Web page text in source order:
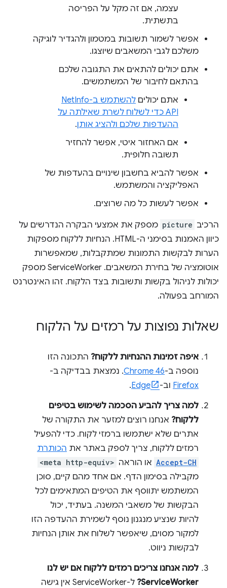
עצמה, אם זה מקל על הפריסה
בתשתית.
אפשר לשמור תשובות במטמון ולהגדיר לוגיקה
משלכם לגבי המשאבים שיוצגו.
אתם יכולים להתאים את התגובה שלכם
בהתאם לחיבור של המשתמשים.
אתם יכולים
להשתמש ב-NetInfo
API כדי לשלוח לשרת שאילתה על
ההעדפות שלכם ולהציג אותן.
אם האחזור איטי, אפשר להחזיר
תשובה חלופית.
אפשר להביא בחשבון שינויים בהעדפות של
האפליקציה והמשתמש.
אפשר לעשות כל מה שרוצים.
הרכיב picture מספק את אמצעי הבקרה הנדרשים על
כיוון האמנות בסימני ה-HTML. הנחיות ללקוח מספקות
הערות לבקשות התמונות שמתקבלות, שמאפשרות
אוטומציה של בחירת המשאבים. ‏ServiceWorker מספק
יכולות לניהול בקשות ותשובות בצד הלקוח. זהו האינטרנט
המורחב בפעולה.
שאלות נפוצות על רמזים על הלקוח
איפה זמינות ההנחיות ללקוח? התכונה הזו
נוספה ב-Chrome 46. נמצאת בבדיקה ב-
Firefox וב- Edge
.
למה צריך להביע הסכמה לשימוש בטיפים
ללקוח? אנחנו רוצים למזער את התקורה של
אתרים שלא ישתמשו ברמזי לקוח. כדי להפעיל
רמזים ללקוח, צריך לספק באתר את הכותרת
Accept-CH או הוראה <meta http-equiv>
מקבילה בסימון הדף. אם אחד מהם קיים, סוכן
המשתמש יתווסף את הטיפים המתאימים לכל
הבקשות של משאבי המשנה. בעתיד, יכול
להיות שנציע מנגנון נוסף לשמירת ההעדפה הזו
למקור מסוים, שיאפשר לשלוח את אותן הנחיות
לבקשות ניווט.
למה אנחנו צריכים רמזים ללקוח אם יש לנו
ServiceWorker?
ל-ServiceWorker אין גישה